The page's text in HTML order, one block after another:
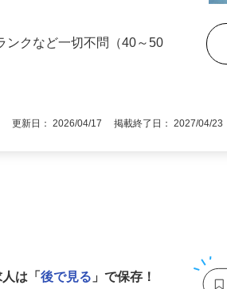
ンクなど一切不問（40～50